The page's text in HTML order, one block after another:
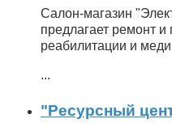
Салон-магазин
предлагает ремонт и
реабилитации и
...
"Ресурсный